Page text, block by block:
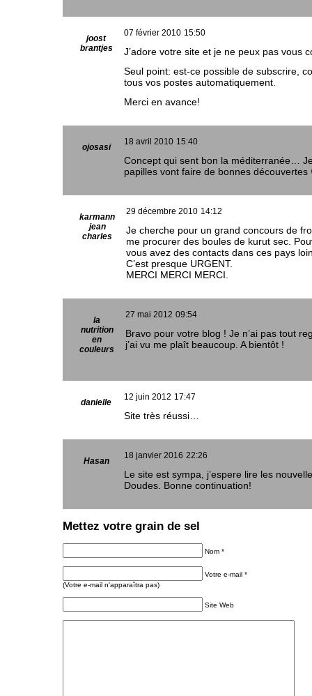
joost
brantjes
07 février 2010 15:50
J’adore votre site et je ne peux pas vous
Seul point: est-ce possible de subscrire,
tous vos postes automatiquement.
Merci en avance!
ojosasi
18 avril 2010 15:40
Concept qui sent bon la méditerranée…
papilles vont faire de bonnes découvertes
karmann
jean
charles
29 décembre 2010 14:12
Je cherche pour un grand concours de
me procurer des boules de kurut sec.
vous avez des contacts dans ces pays
C’est presque URGENT.
MERCI MERCI MERCI.
la
nutrition
en
couleurs
27 mai 2012 09:54
Bravo pour votre blog ! Je n’ai pas tout
j’ai vu me plaît beaucoup. A bientôt !
danielle
12 juin 2012 17:47
Site très réussi…
Hasan
18 janvier 2016 22:26
Le site est sympa, j’espere lire les
Doudes. Bonne continuation!
Mettez votre grain de sel
Nom *
Votre e-mail *
(Votre e-mail n'apparaîtra pas)
Site Web